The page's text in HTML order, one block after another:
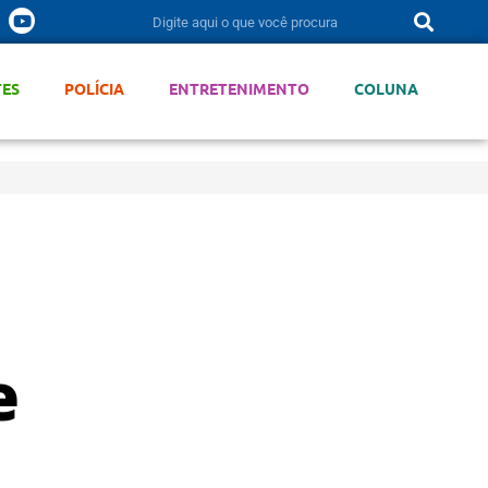
POLÍCIA ENTRETENIMENTO COLUNA